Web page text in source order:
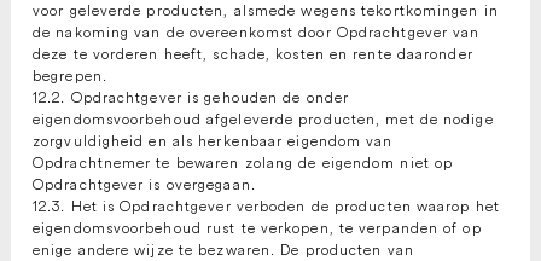
voor geleverde producten, alsmede wegens tekortkomingen in
de nakoming van de overeenkomst door Opdrachtgever van
deze te vorderen heeft, schade, kosten en rente daaronder
begrepen.
12.2. Opdrachtgever is gehouden de onder
eigendomsvoorbehoud afgeleverde producten, met de nodige
zorgvuldigheid en als herkenbaar eigendom van
Opdrachtnemer te bewaren zolang de eigendom niet op
Opdrachtgever is overgegaan.
12.3. Het is Opdrachtgever verboden de producten waarop het
eigendomsvoorbehoud rust te verkopen, te verpanden of op
enige andere wijze te bezwaren. De producten van